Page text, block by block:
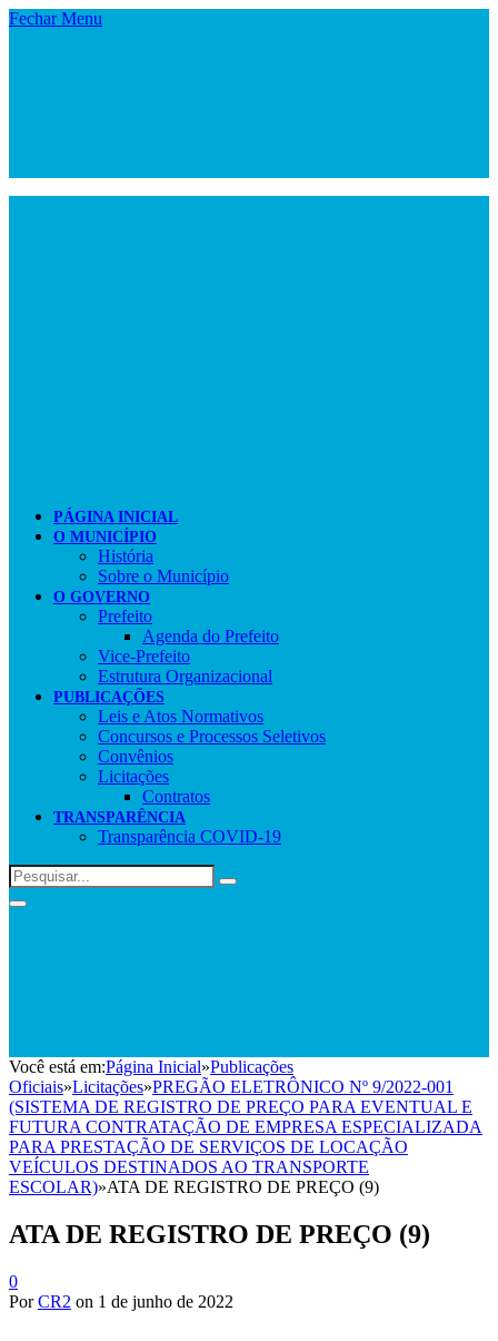
Fechar Menu
PÁGINA INICIAL
O MUNICÍPIO
História
Sobre o Município
O GOVERNO
Prefeito
Agenda do Prefeito
Vice-Prefeito
Estrutura Organizacional
PUBLICAÇÕES
Leis e Atos Normativos
Concursos e Processos Seletivos
Convênios
Licitações
Contratos
TRANSPARÊNCIA
Transparência COVID-19
Você está em:Página Inicial»Publicações
Oficiais»Licitações»PREGÃO ELETRÔNICO Nº 9/2022-001
(SISTEMA DE REGISTRO DE PREÇO PARA EVENTUAL E
FUTURA CONTRATAÇÃO DE EMPRESA ESPECIALIZADA
PARA PRESTAÇÃO DE SERVIÇOS DE LOCAÇÃO
VEÍCULOS DESTINADOS AO TRANSPORTE
ESCOLAR)»ATA DE REGISTRO DE PREÇO (9)
ATA DE REGISTRO DE PREÇO (9)
0
PorCR2 on 1 de junho de 2022